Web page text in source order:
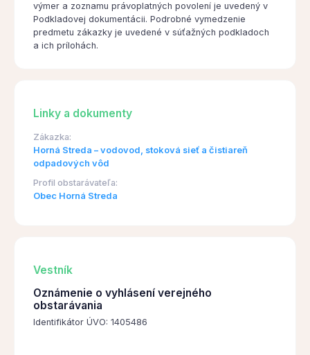
výmer a zoznamu právoplatných povolení je uvedený v
Podkladovej dokumentácii. Podrobné vymedzenie
predmetu zákazky je uvedené v súťažných podkladoch
a ich prílohách.
Linky a dokumenty
Zákazka:
Horná Streda – vodovod, stoková sieť a čistiareň
odpadových vôd
Profil obstarávateľa:
Obec Horná Streda
Vestník
Oznámenie o vyhlásení verejného
obstarávania
Identifikátor ÚVO: 1405486